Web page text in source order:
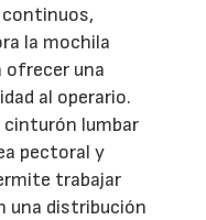
la mochila
ofrecer una
al operario.
cinturón lumbar
pectoral y
trabajar
una distribución